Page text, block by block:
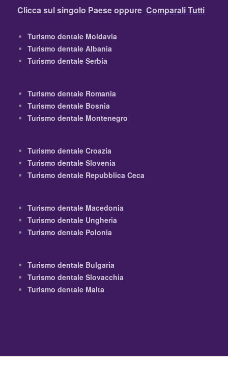
Clicca sul singolo Paese oppure Comparali Tutti
Turismo dentale Moldavia
Turismo dentale Albania
Turismo dentale Serbia
Turismo dentale Romania
Turismo dentale Bosnia
Turismo dentale Montenegro
Turismo dentale Croazia
Turismo dentale Slovenia
Turismo dentale Repubblica Ceca
Turismo dentale Macedonia
Turismo dentale Ungheria
Turismo dentale Polonia
Turismo dentale Bulgaria
Turismo dentale Slovacchia
Turismo dentale Malta